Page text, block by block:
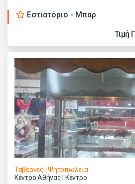
Εστιατόριο - Μπαρ
Τιμή
Ταβέρνες | Ψητοπωλεία
Κέντρο Αθήνας | Κέντρο